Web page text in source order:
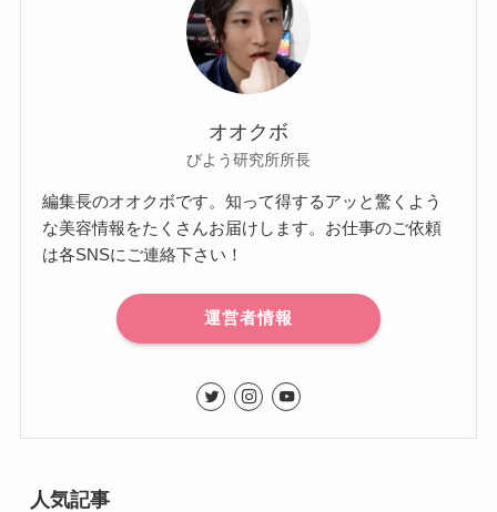
オオクボ
びよう研究所所長
編集長のオオクボです。知って得するアッと驚くよう
な美容情報をたくさんお届けします。お仕事のご依頼
は各SNSにご連絡下さい！
運営者情報
人気記事